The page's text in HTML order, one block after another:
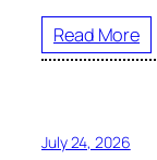
Read More
July 24, 2026